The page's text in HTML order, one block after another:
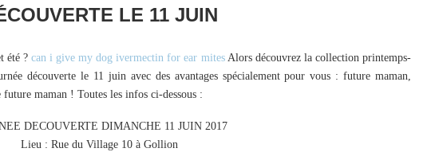
LE 11 JUIN
été ? can i give my dog ivermectin for ear mitesAlors découvrez la collection printemps-
découverte le 11 juin avec des avantages spécialement pour vous : future maman,
maman ! Toutes les infos ci-dessous :
DECOUVERTE DIMANCHE 11 JUIN 2017
Lieu : Rue du Village 10 à Gollion